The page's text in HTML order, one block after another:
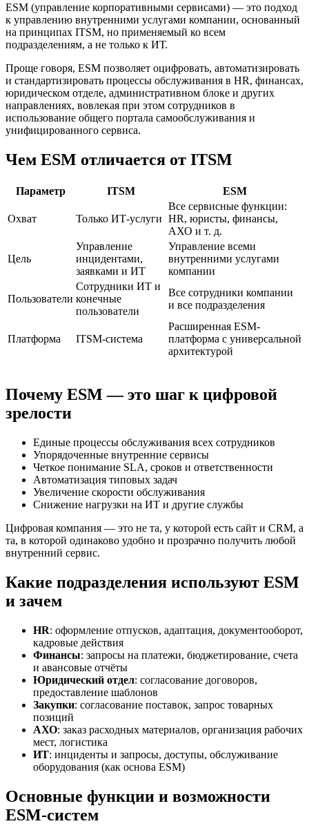
ESM (управление корпоративными сервисами) — это подход
к управлению внутренними услугами компании, основанный
на принципах ITSM, но применяемый ко всем
подразделениям, а не только к ИТ.
Проще говоря, ESM позволяет оцифровать, автоматизировать
и стандартизировать процессы обслуживания в HR, финансах,
юридическом отделе, административном блоке и других
направлениях, вовлекая при этом сотрудников в
использование общего портала самообслуживания и
унифицированного сервиса.
Чем ESM отличается от ITSM
Параметр ITSM ESM
Охват Только ИТ-услуги
Все сервисные функции:
HR, юристы, финансы,
АХО и т. д.
Цель
Управление
инцидентами,
заявками и ИТ
Управление всеми
внутренними услугами
компании
Пользователи
Сотрудники ИТ и
конечные
пользователи
Все сотрудники компании
и все подразделения
Платформа ITSM-система
Расширенная ESM-
платформа с универсальной
архитектурой
Почему ESM — это шаг к цифровой
зрелости
Единые процессы обслуживания всех сотрудников
Упорядоченные внутренние сервисы
Четкое понимание SLA, сроков и ответственности
Автоматизация типовых задач
Увеличение скорости обслуживания
Снижение нагрузки на ИТ и другие службы
Цифровая компания — это не та, у которой есть сайт и CRM, а
та, в которой одинаково удобно и прозрачно получить любой
внутренний сервис.
Какие подразделения используют ESM
и зачем
HR: оформление отпусков, адаптация, документооборот,
кадровые действия
Финансы: запросы на платежи, бюджетирование, счета
и авансовые отчёты
Юридический отдел: согласование договоров,
предоставление шаблонов
Закупки: согласование поставок, запрос товарных
позиций
АХО: заказ расходных материалов, организация рабочих
мест, логистика
ИТ: инциденты и запросы, доступы, обслуживание
оборудования (как основа ESM)
Основные функции и возможности
ESM-систем